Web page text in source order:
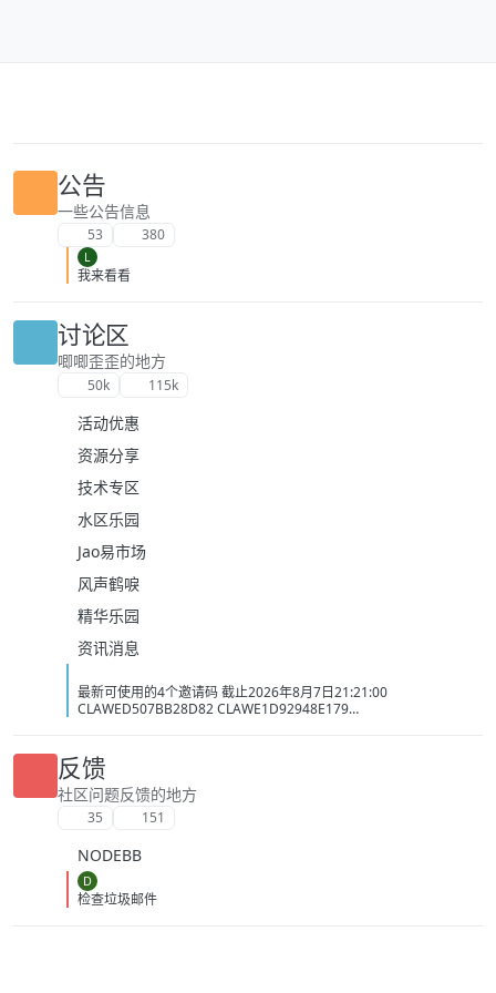
公告
一些公告信息
53 380
L
我来看看
讨论区
唧唧歪歪的地方
50k 115k
活动优惠
资源分享
技术专区
水区乐园
Jao易市场
风声鹤唳
精华乐园
资讯消息
最新可使用的4个邀请码 截止2026年8月7日21:21:00
CLAWED507BB28D82 CLAWE1D92948E179
反馈
社区问题反馈的地方
35 151
NODEBB
D
检查垃圾邮件